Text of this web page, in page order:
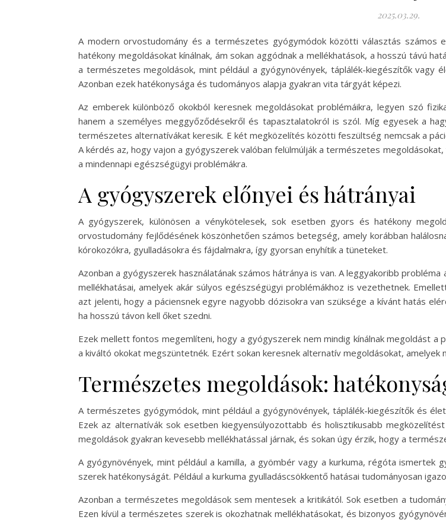
2025.03.29.
A modern orvostudomány és a természetes gyógymódok közötti választás számos
hatékony megoldásokat kínálnak, ám sokan aggódnak a mellékhatások, a hosszú távú
a természetes megoldások, mint például a gyógynövények, táplálék-kiegészítők vagy
Azonban ezek hatékonysága és tudományos alapja gyakran vita tárgyát képezi.
Az emberek különböző okokból keresnek megoldásokat problémáikra, legyen szó
hanem a személyes meggyőződésekről és tapasztalatokról is szól. Míg egyesek a
természetes alternatívákat keresik. E két megközelítés közötti feszültség nemcsak a
A kérdés az, hogy vajon a gyógyszerek valóban felülmúlják a természetes
a mindennapi egészségügyi problémákra.
A gyógyszerek előnyei és hátrányai
A gyógyszerek, különösen a vénykötelesek, sok esetben gyors és hatékony
orvostudomány fejlődésének köszönhetően számos betegség, amely korábban
kórokozókra, gyulladásokra és fájdalmakra, így gyorsan enyhítik a tüneteket.
Azonban a gyógyszerek használatának számos hátránya is van. A leggyakoribb
mellékhatásai, amelyek akár súlyos egészségügyi problémákhoz is vezethetnek.
azt jelenti, hogy a páciensnek egyre nagyobb dózisokra van szüksége a kívánt hatás
ha hosszú távon kell őket szedni.
Ezek mellett fontos megemlíteni, hogy a gyógyszerek nem mindig kínálnak megoldást a
a kiváltó okokat megszüntetnék. Ezért sokan keresnek alternatív megoldásokat,
Természetes megoldások:
A természetes gyógymódok, mint például a gyógynövények, táplálék-kiegészítők és
Ezek az alternatívák sok esetben kiegyensúlyozottabb és holisztikusabb
megoldások gyakran kevesebb mellékhatással járnak, és sokan úgy érzik, hogy a
A gyógynövények, mint például a kamilla, a gyömbér vagy a kurkuma, régóta ismertek
szerek hatékonyságát. Például a kurkuma gyulladáscsökkentő hatásai tudományosan
Azonban a természetes megoldások sem mentesek a kritikától. Sok esetben a
Ezen kívül a természetes szerek is okozhatnak mellékhatásokat, és bizonyos